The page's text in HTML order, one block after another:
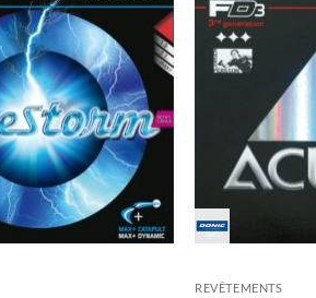
Ajouter
aux
souhaits
REVÊTEMENTS